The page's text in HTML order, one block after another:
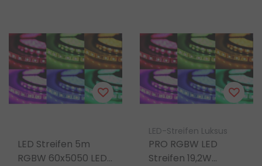
LED Streifen 5m
RGBW 60x5050 LED
LED-Streifen Luksus
PRO RGBW LED
Streifen 19,2W